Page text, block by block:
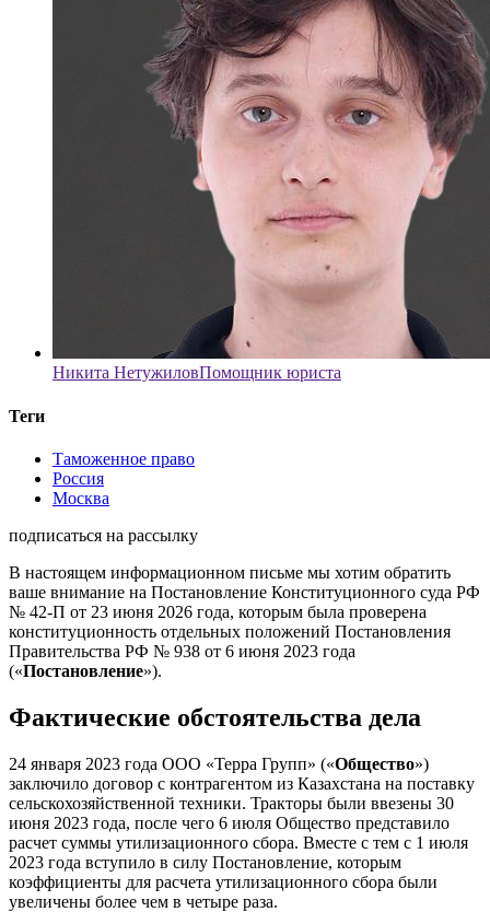
Никита НетужиловПомощник юриста
Теги
Таможенное право
Россия
Москва
подписаться на рассылку
В настоящем информационном письме мы хотим обратить
ваше внимание на Постановление Конституционного суда РФ
№ 42-П от 23 июня 2026 года, которым была проверена
конституционность отдельных положений Постановления
Правительства РФ № 938 от 6 июня 2023 года
(«Постановление»).
Фактические обстоятельства дела
24 января 2023 года ООО «Терра Групп» («Общество»)
заключило договор с контрагентом из Казахстана на поставку
сельскохозяйственной техники. Тракторы были ввезены 30
июня 2023 года, после чего 6 июля Общество представило
расчет суммы утилизационного сбора. Вместе с тем с 1 июля
2023 года вступило в силу Постановление, которым
коэффициенты для расчета утилизационного сбора были
увеличены более чем в четыре раза.